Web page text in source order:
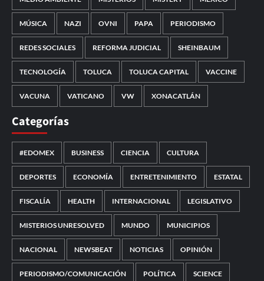
MÚSICA NAZI OVNI PAPA PERIODISMO
REDES SOCIALES REFORMA JUDICIAL SHEINBAUM
TECNOLOGÍA TOLUCA TOLUCA CAPITAL VACCINE
VACUNA VATICANO VW XONACATLÁN
Categorías
#EDOMEX BUSINESS CIENCIA CULTURA
DEPORTES ECONOMÍA ENTRETENIMIENTO ESTATAL
FISCALÍA HEALTH INTERNACIONAL LEGISLATIVO
MISTERIOS UNRESOLVED MUNDO MUNICIPIOS
NACIONAL NEWSBEAT NOTICIAS OPINIÓN
PERIODISMO/COMUNICACIÓN POLÍTICA SCIENCE